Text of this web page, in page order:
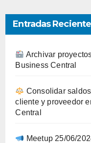
Entradas
Archivar
Business Central
Consolidar
cliente y proveedor
Central
Meetup 25/06/